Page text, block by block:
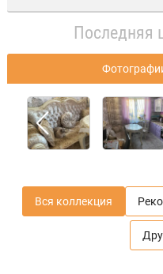
Последняя
Вся коллекция